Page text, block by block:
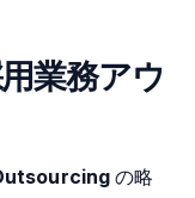
業務アウ
の略